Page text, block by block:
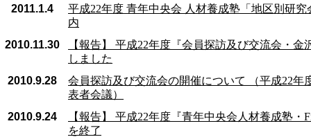
2011.1.4
平成22年度 青年中央会 人材養成塾「地区別研究
内
2010.11.30
【報告】 平成22年度『会員探訪及び交流会・金
しました
2010.9.28
会員探訪及び交流会の開催について （平成22年
表者会議）
2010.9.24
【報告】 平成22年度『青年中央会人材養成塾・
を終了